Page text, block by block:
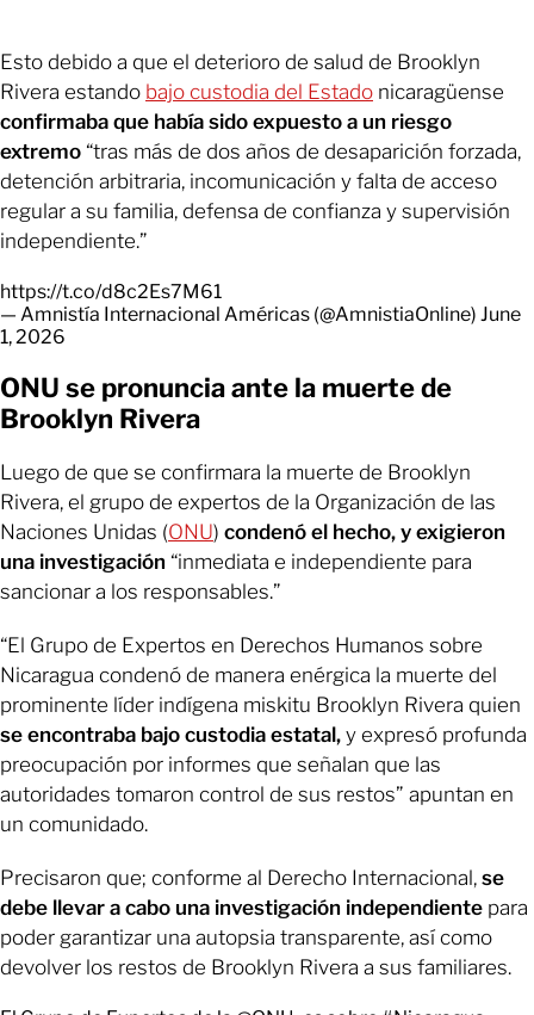
Esto debido a que el deterioro de salud de Brooklyn
Rivera estando bajo custodia del Estado nicaragüense
confirmaba que había sido expuesto a un riesgo
extremo “tras más de dos años de desaparición forzada,
detención arbitraria, incomunicación y falta de acceso
regular a su familia, defensa de confianza y supervisión
independiente.”
https://t.co/d8c2Es7M61
— Amnistía Internacional Américas (@AmnistiaOnline) June
1, 2026
ONU se pronuncia ante la muerte de
Brooklyn Rivera
Luego de que se confirmara la muerte de Brooklyn
Rivera, el grupo de expertos de la Organización de las
Naciones Unidas (ONU) condenó el hecho, y exigieron
una investigación “inmediata e independiente para
sancionar a los responsables.”
“El Grupo de Expertos en Derechos Humanos sobre
Nicaragua condenó de manera enérgica la muerte del
prominente líder indígena miskitu Brooklyn Rivera quien
se encontraba bajo custodia estatal, y expresó profunda
preocupación por informes que señalan que las
autoridades tomaron control de sus restos” apuntan en
un comunidado.
Precisaron que; conforme al Derecho Internacional, se
debe llevar a cabo una investigación independiente para
poder garantizar una autopsia transparente, así como
devolver los restos de Brooklyn Rivera a sus familiares.